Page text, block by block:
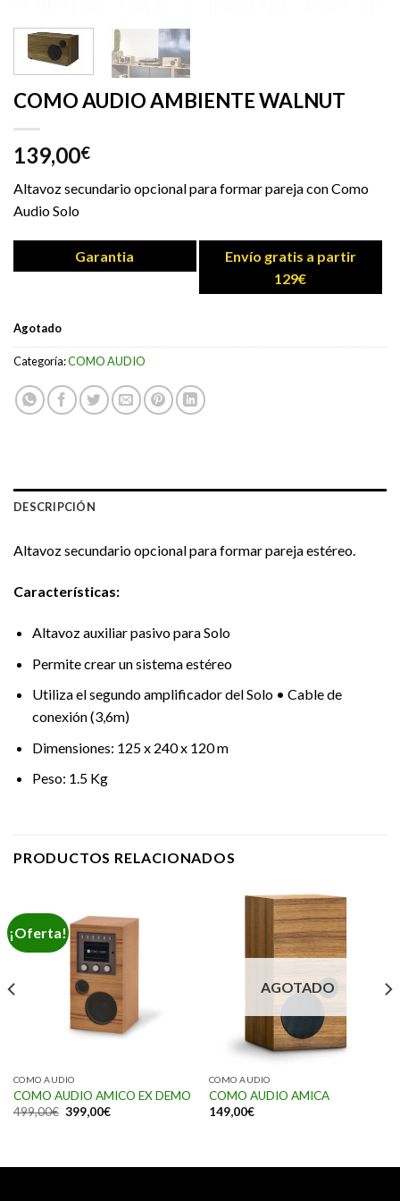
COMO AUDIO AMBIENTE WALNUT
139,00€
Altavoz secundario opcional para formar pareja con Como
Audio Solo
Garantia
Envío gratis a partir
129€
Agotado
Categoría:COMO AUDIO
DESCRIPCIÓN
Altavoz secundario opcional para formar pareja estéreo.
Características:
Altavoz auxiliar pasivo para Solo
Permite crear un sistema estéreo
Utiliza el segundo amplificador del Solo • Cable de
conexión (3,6m)
Dimensiones: 125 x 240 x 120 m
Peso: 1.5 Kg
PRODUCTOS RELACIONADOS
¡Oferta!
COMO AUDIO
COMO AUDIO AMICO EX DEMO
499,00€ 399,00€
AGOTADO
COMO AUDIO
COMO AUDIO AMICA
149,00€